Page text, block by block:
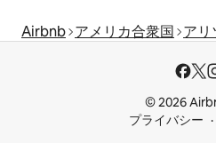
Airbnb アメリカ合衆国 アリ
© 2026
プライバシー